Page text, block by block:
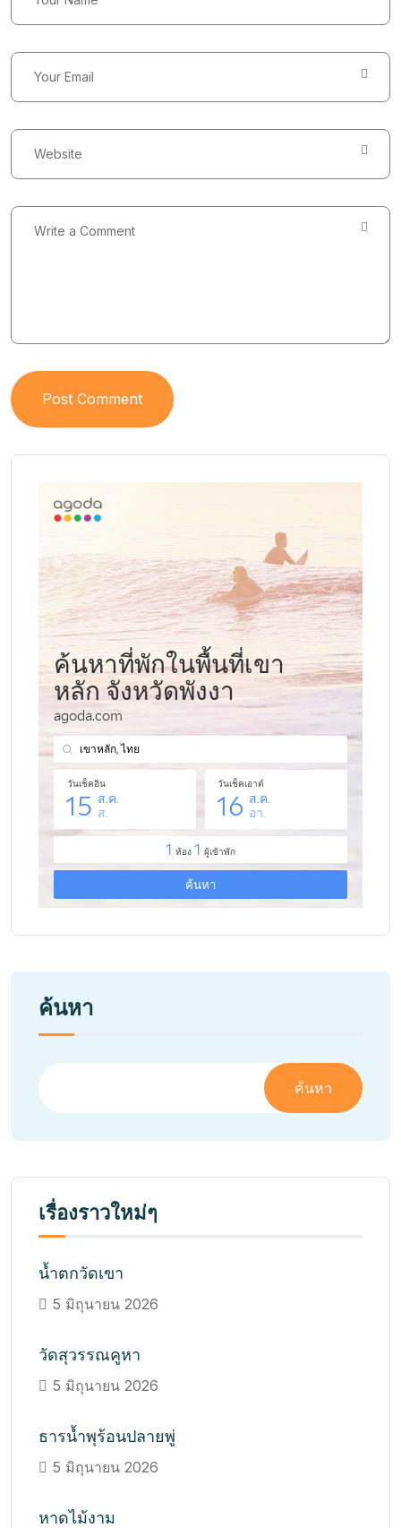
Post Comment
ค้นหา
ค้นหา
เรื่องราวใหม่ๆ
น้ำตกวัดเขา
5 มิถุนายน 2026
วัดสุวรรณคูหา
5 มิถุนายน 2026
ธารน้ำพุร้อนปลายพู่
5 มิถุนายน 2026
หาดไม้งาม